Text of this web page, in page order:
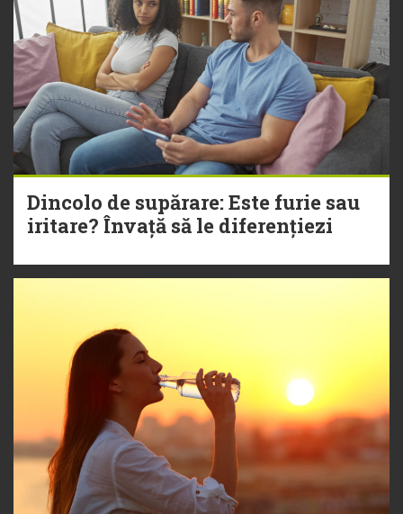
Dincolo de supărare: Este furie sau
iritare? Învață să le diferențiezi